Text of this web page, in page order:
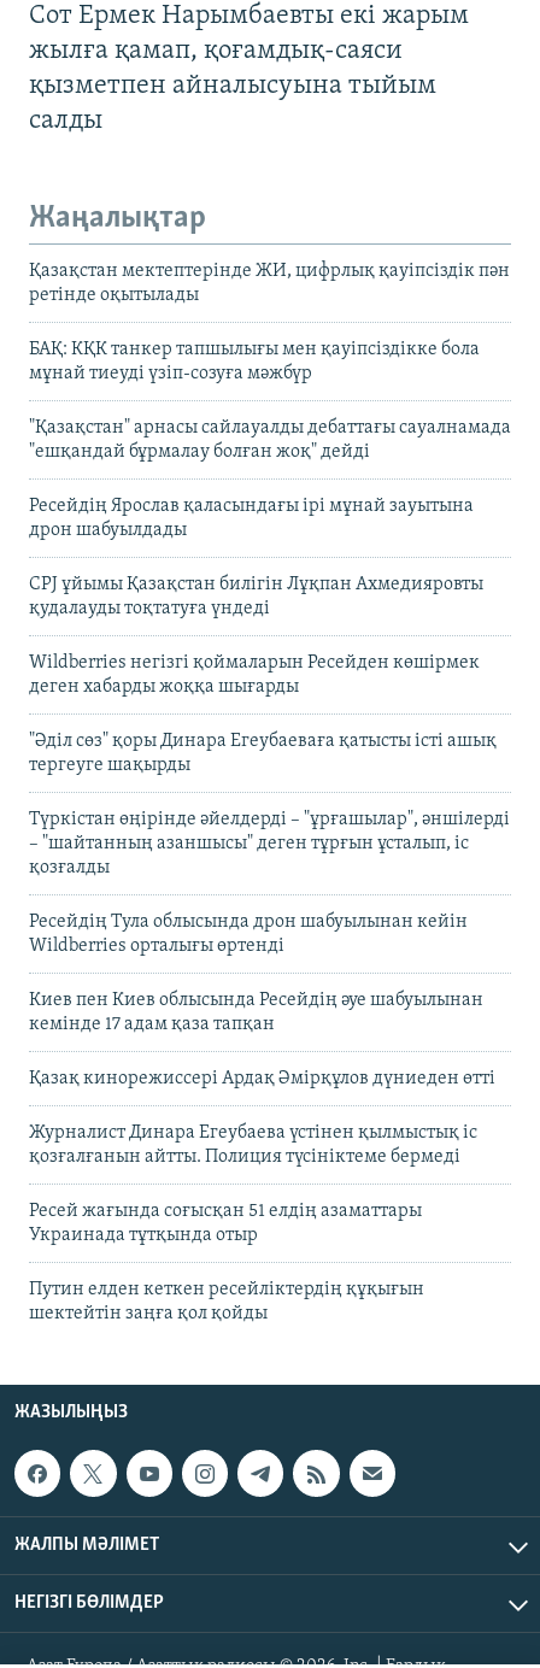
Сот Ермек Нарымбаевты екі жарым
жылға қамап, қоғамдық-саяси
қызметпен айналысуына тыйым
салды
Жаңалықтар
Қазақстан мектептерінде ЖИ, цифрлық қауіпсіздік пән
ретінде оқытылады
БАҚ: КҚК танкер тапшылығы мен қауіпсіздікке бола
мұнай тиеуді үзіп-созуға мәжбүр
"Қазақстан" арнасы сайлауалды дебаттағы сауалнамада
"ешқандай бұрмалау болған жоқ" дейді
Ресейдің Ярослав қаласындағы ірі мұнай зауытына
дрон шабуылдады
CPJ ұйымы Қазақстан билігін Лұқпан Ахмедияровты
қудалауды тоқтатуға үндеді
Wildberries негізгі қоймаларын Ресейден көшірмек
деген хабарды жоққа шығарды
"Әділ сөз" қоры Динара Егеубаеваға қатысты істі ашық
тергеуге шақырды
Түркістан өңірінде әйелдерді – "ұрғашылар", әншілерді
– "шайтанның азаншысы" деген тұрғын ұсталып, іс
қозғалды
Ресейдің Тула облысында дрон шабуылынан кейін
Wildberries орталығы өртенді
Киев пен Киев облысында Ресейдің әуе шабуылынан
кемінде 17 адам қаза тапқан
Қазақ кинорежиссері Ардақ Әмірқұлов дүниеден өтті
Журналист Динара Егеубаева үстінен қылмыстық іс
қозғалғанын айтты. Полиция түсініктеме бермеді
Ресей жағында соғысқан 51 елдің азаматтары
Украинада тұтқында отыр
Путин елден кеткен ресейліктердің құқығын
шектейтін заңға қол қойды
ЖАЗЫЛЫҢЫЗ
ЖАЛПЫ МӘЛІМЕТ
НЕГІЗГІ БӨЛІМДЕР